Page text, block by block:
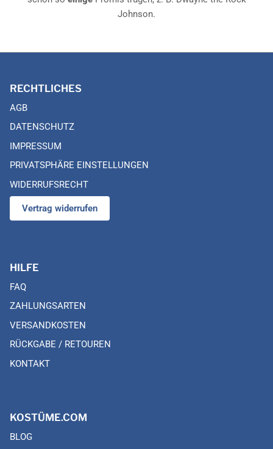
Johnson.
RECHTLICHES
AGB
DATENSCHUTZ
IMPRESSUM
PRIVATSPHÄRE EINSTELLUNGEN
WIDERRUFSRECHT
Vertrag widerrufen
HILFE
FAQ
ZAHLUNGSARTEN
VERSANDKOSTEN
RÜCKGABE / RETOUREN
KONTAKT
KOSTÜME.COM
BLOG